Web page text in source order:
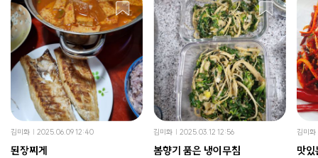
김미화 2025.06.09 12:40
된장찌게
김미화 2025.03.12 12:56
봄향기 품은 냉이무침
김미화